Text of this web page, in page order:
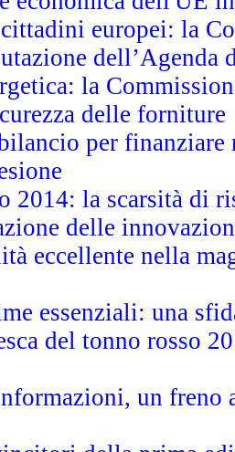
europei: la
la
delle forniture
per finanziare
2014: la scarsità di
delle
eccellente nella
essenziali: una
del tonno rosso
un